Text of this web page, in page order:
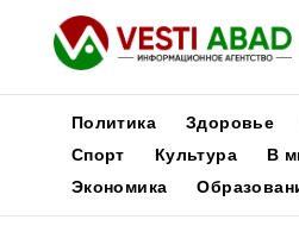
Новости
Политика Здоровье
Спорт
Культура В
Экономика